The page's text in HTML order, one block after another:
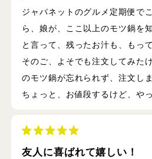
ジャパネットのグルメ定期便で
ら、娘が、ここ以上のモツ鍋を
と言って、残ったお汁も、もっ
そのご、よそでも注文してみた
のモツ鍋が忘れられず、注文しま
ちょっと、お値段するけど、や
友人に喜ばれて嬉しい！